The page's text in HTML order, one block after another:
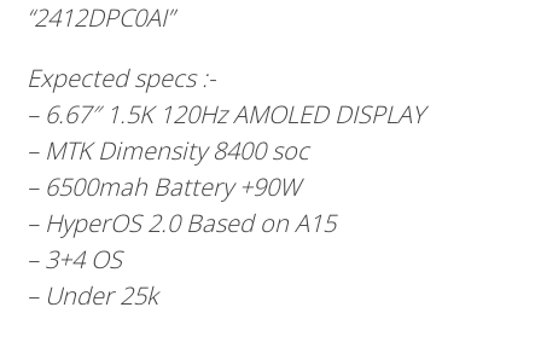
“2412DPC0AI”
Expected specs :-
– 6.67″ 1.5K 120Hz AMOLED DISPLAY
– MTK Dimensity 8400 soc
– 6500mah Battery +90W
– HyperOS 2.0 Based on A15
– 3+4 OS
– Under 25k